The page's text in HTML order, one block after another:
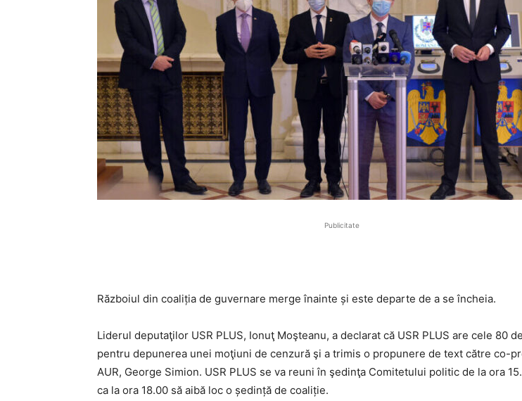
Publicitate
Războiul din coaliția de guvernare merge înainte și este departe de a se încheia.
Liderul deputaţilor USR PLUS, Ionuţ Moşteanu, a declarat că USR PLUS are cele 80
pentru depunerea unei moţiuni de cenzură şi a trimis o propunere de text către co-
AUR, George Simion. USR PLUS se va reuni în şedinţa Comitetului politic de la ora
ca la ora 18.00 să aibă loc o ședință de coaliție.